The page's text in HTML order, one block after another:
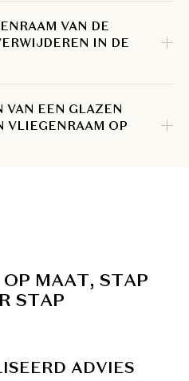
VAN DE
IN DE
VAN EEN GLAZEN
VLIEGENRAAM OP
OP MAAT, STAP
R STAP
ADVIES